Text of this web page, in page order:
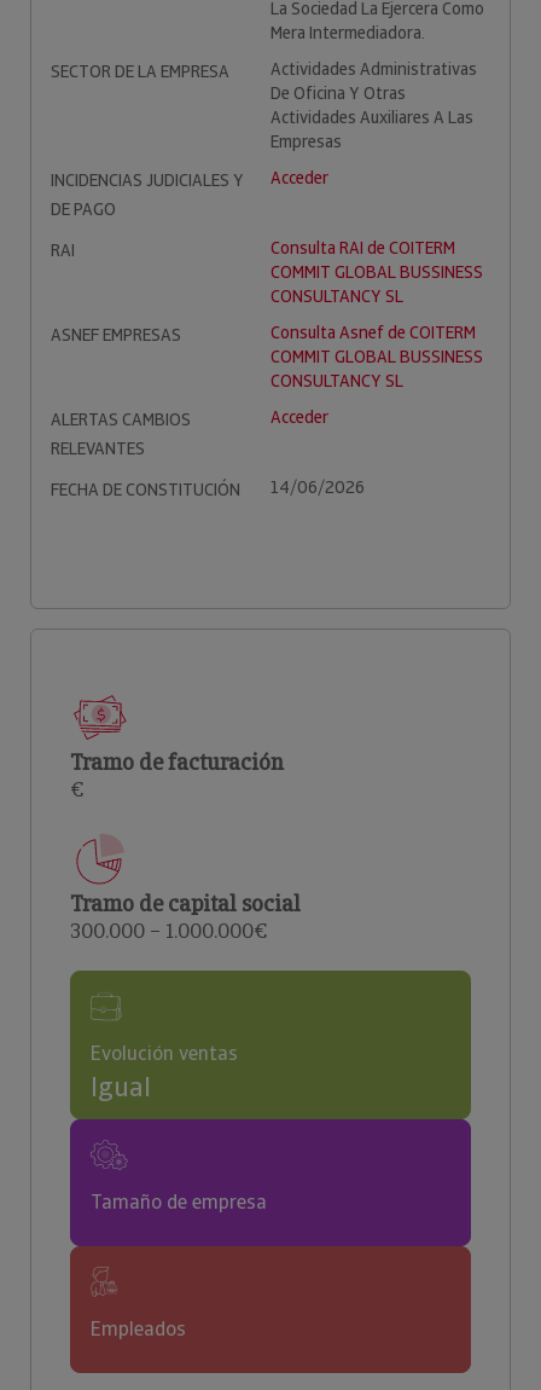
La Sociedad La Ejercera Como
Mera Intermediadora.
SECTOR DE LA EMPRESA
Actividades Administrativas
De Oficina Y Otras
Actividades Auxiliares A Las
Empresas
INCIDENCIAS JUDICIALES Y
DE PAGO
Acceder
RAI
Consulta RAI de COITERM
COMMIT GLOBAL BUSSINESS
CONSULTANCY SL
ASNEF EMPRESAS
Consulta Asnef de COITERM
COMMIT GLOBAL BUSSINESS
CONSULTANCY SL
ALERTAS CAMBIOS
RELEVANTES
Acceder
FECHA DE CONSTITUCIÓN 14/06/2026
Tramo de facturación
€
Tramo de capital social
300.000 – 1.000.000€
Evolución ventas
Igual
Tamaño de empresa
Empleados